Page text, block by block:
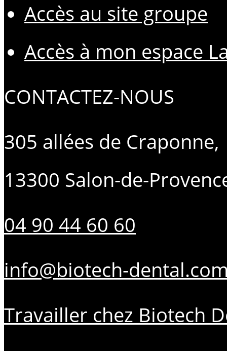
Accès au site groupe
Accès à mon espace
CONTACTEZ-NOUS
305 allées de Craponne,
13300 Salon-de-
04 90 44 60 60
info@biotech-
Travailler chez Biotech